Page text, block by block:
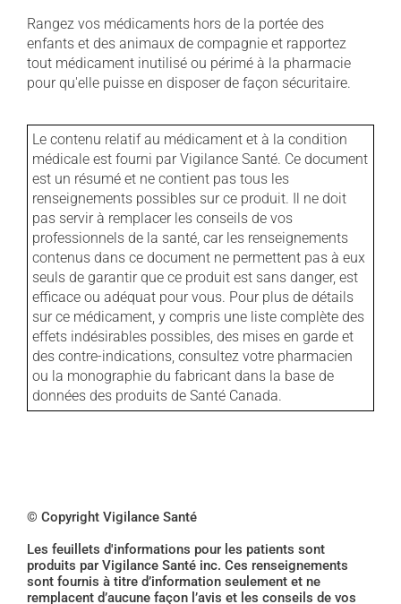
Rangez vos médicaments hors de la portée des
enfants et des animaux de compagnie et rapportez
tout médicament inutilisé ou périmé à la pharmacie
pour qu'elle puisse en disposer de façon sécuritaire.
Le contenu relatif au médicament et à la condition
médicale est fourni par Vigilance Santé. Ce document
est un résumé et ne contient pas tous les
renseignements possibles sur ce produit. Il ne doit
pas servir à remplacer les conseils de vos
professionnels de la santé, car les renseignements
contenus dans ce document ne permettent pas à eux
seuls de garantir que ce produit est sans danger, est
efficace ou adéquat pour vous. Pour plus de détails
sur ce médicament, y compris une liste complète des
effets indésirables possibles, des mises en garde et
des contre-indications, consultez votre pharmacien
ou la monographie du fabricant dans la base de
données des produits de Santé Canada.
© Copyright Vigilance Santé
Les feuillets d'informations pour les patients sont
produits par Vigilance Santé inc. Ces renseignements
sont fournis à titre d’information seulement et ne
remplacent d’aucune façon l’avis et les conseils de vos